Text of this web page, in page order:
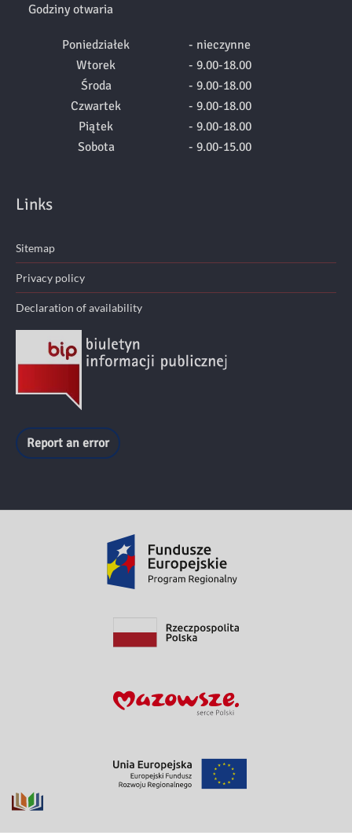
Godziny otwaria
Poniedziałek
Wtorek
Środa
Czwartek
Piątek
Sobota
- nieczynne
- 9.00-18.00
- 9.00-18.00
- 9.00-18.00
- 9.00-18.00
- 9.00-15.00
Links
Sitemap
Privacy policy
Declaration of availability
Report an error